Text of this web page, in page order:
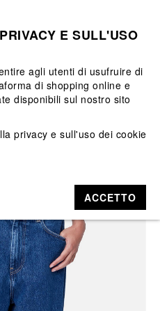
E SULL'USO
agli utenti di usufruire di
di shopping online e
disponibili sul nostro sito
privacy e sull'uso dei cookie
ACCETTO